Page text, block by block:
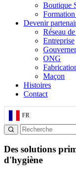
Boutique
Formation
Devenir
Réseau
Entreprise
ONG
Maçon
Histoires
Contact
FR
Des solutions
d'hygiène